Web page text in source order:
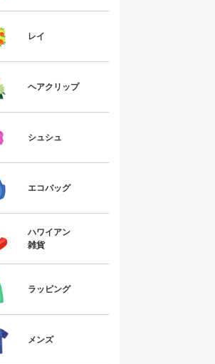
レイ
ヘアクリップ
シュシュ
エコバッグ
ハワイアン
雑貨
ラッピング
メンズ